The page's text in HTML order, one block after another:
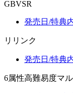
GBVSR
発売日/特典
リリンク
発売日/特典
6属性高難易度マ